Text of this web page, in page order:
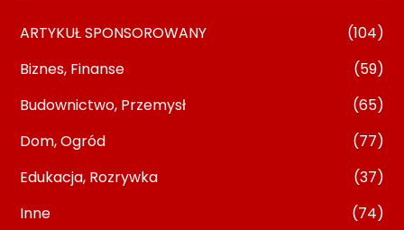
ARTYKUŁ SPONSOROWANY
(104)
Biznes, Finanse
(59)
Budownictwo, Przemysł
(65)
Dom, Ogród
(77)
Edukacja, Rozrywka
(37)
Inne
(74)